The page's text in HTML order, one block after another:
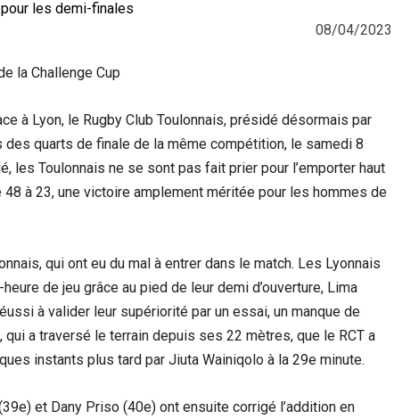
08/04/2023
la Challenge Cup
à Lyon, le Rugby Club Toulonnais, présidé désormais par
quarts de finale de la même compétition, le samedi 8
les Toulonnais ne se sont pas fait prier pour l’emporter haut
à 23, une victoire amplement méritée pour les hommes de
qui ont eu du mal à entrer dans le match. Les Lyonnais
de jeu grâce au pied de leur demi d’ouverture, Lima
à valider leur supériorité par un essai, un manque de
a traversé le terrain depuis ses 22 mètres, que le RCT a
instants plus tard par Jiuta Wainiqolo à la 29e minute.
et Dany Priso (40e) ont ensuite corrigé l’addition en